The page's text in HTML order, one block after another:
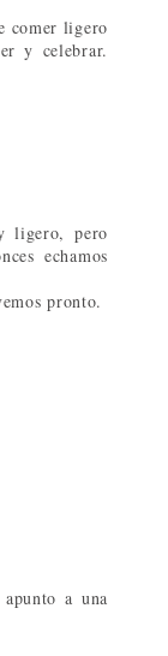
comer ligero
y celebrar.
ligero, pero
echamos
pronto.
a una